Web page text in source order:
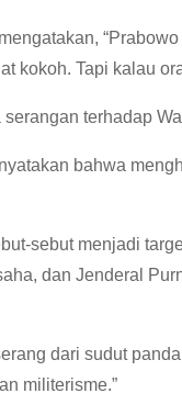
kokoh. Tapi kalau
terhadap
bahwa
sebut menjadi
dan Jenderal
dari sudut
militerisme.”